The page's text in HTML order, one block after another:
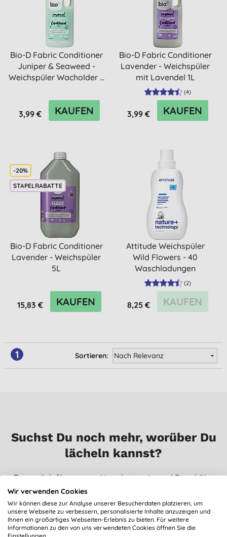
Bio-D Fabric Conditioner
Juniper & Seaweed -
Weichspüler Wacholder ...
3,99 € KAUFEN
Bio-D Fabric Conditioner
Lavender - Weichspüler
mit Lavendel 1L
(4)
3,99 € KAUFEN
-20%
STAPELRABATTE
Bio-D Fabric Conditioner
Lavender - Weichspüler
5L
15,83 € KAUFEN
Attitude Weichspüler
Wild Flowers - 40
Waschladungen
(2)
8,25 € KAUFEN
1 Sortieren:
Suchst Du noch mehr, worüber Du
lächeln kannst?
Trage dich für unseren Newsletter ein, und Du erhälst
regelmäßig Neuigkeiten, Ausblicke, Tipps und exklusive
Angebote nur für Abonnenten.
Zusätzlich nimmst Du automatisch an unserer
monatlichen Verlosung teil und kannst Waren im Wert
Wir verwenden Cookies
Wir können diese zur Analyse unserer Besucherdaten platzieren, um
unsere Webseite zu verbessern, personalisierte Inhalte anzuzeigen und
Ihnen ein großartiges Webseiten-Erlebnis zu bieten. Für weitere
Informationen zu den von uns verwendeten Cookies öffnen Sie die
Einstellungen.